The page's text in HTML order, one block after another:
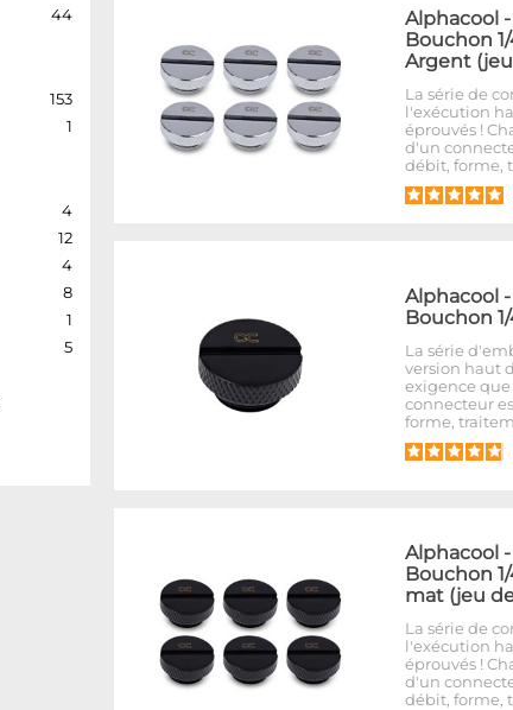
44
153
1
4
12
4
8
1
5
Alphacool -
Bouchon
Argent
La série de
l'exécution
éprouvés !
d'un
débit, forme,
Alphacool -
Bouchon
La série
version haut
exigence
connecteur
forme,
Alphacool -
Bouchon
mat (jeu
La série de
l'exécution
éprouvés !
d'un
débit, forme,